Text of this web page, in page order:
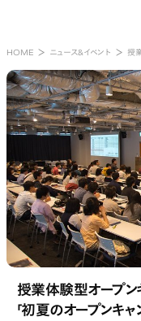
HOME ニュース&イベント 授
授業体験型オープン
「初夏のオープンキャ